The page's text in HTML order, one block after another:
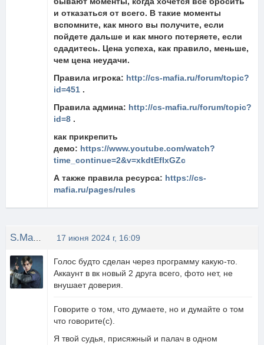
и отказаться от всего. В такие моменты
вспомните, как много вы получите, если
пойдете дальше и как много потеряете, если
сдадитесь. Цена успеха, как правило, меньше,
чем цена неудачи.
Правила игрока: http://cs-mafia.ru/forum/topic?
id=451 .
Правила админа: http://cs-mafia.ru/forum/topic?
id=8 .
как прикрепить
демо: https://www.youtube.com/watch?
time_continue=2&v=xkdtEfIxGZc
А также правила ресурса: https://cs-
mafia.ru/pages/rules
17 июня 2024 г, 16:09
Голос будто сделан через программу какую-то.
Аккаунт в вк новый 2 друга всего, фото нет, не
внушает доверия.
Говорите о том, что думаете, но и думайте о том
что говорите(с).
Я твой судья, присяжный и палач в одном